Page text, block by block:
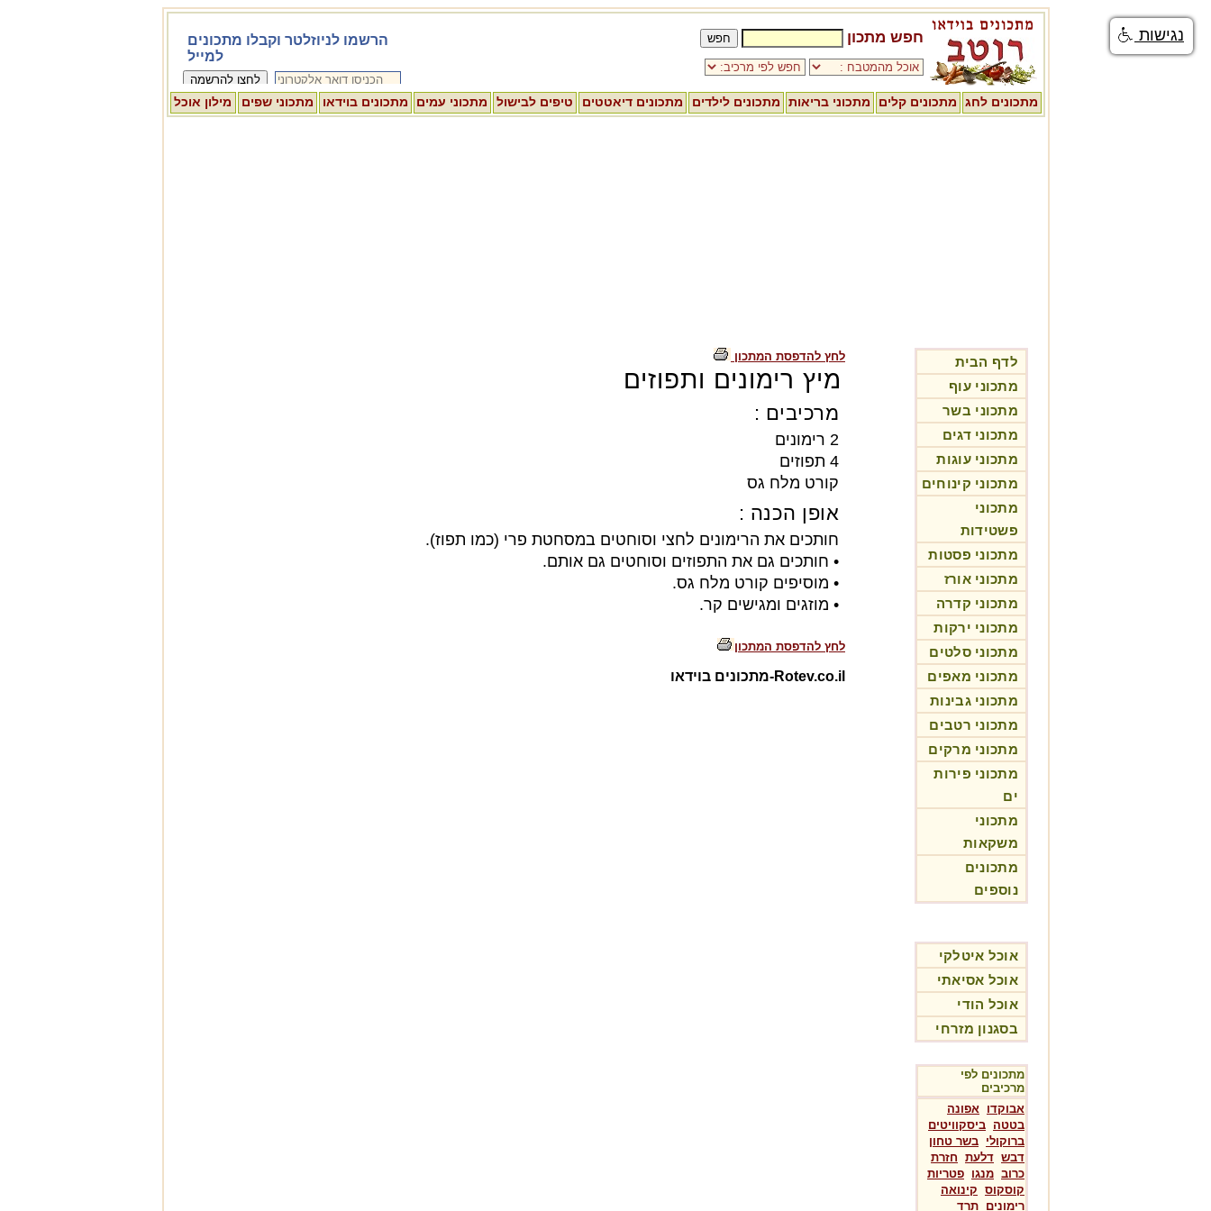
חפש מתכון
מתכונים לחג מתכונים קלים מתכוני בריאות מתכונים לילדים מתכונים דיאטטים טיפים לבישול מתכוני עמים מתכונים בוידאו מתכוני שפים מילון אוכל
לדף הבית
מתכוני עוף
מתכוני בשר
מתכוני דגים
מתכוני עוגות
מתכוני קינוחים
מתכוני
פשטידות
מתכוני פסטות
מתכוני אורז
מתכוני קדרה
מתכוני ירקות
מתכוני סלטים
מתכוני מאפים
מתכוני גבינות
מתכוני רטבים
מתכוני מרקים
מתכוני פירות
ים
מתכוני
משקאות
מתכונים
נוספים
אוכל איטלקי
אוכל אסיאתי
אוכל הודי
בסגנון מזרחי
מתכונים לפי
מרכיבים
אבוקדו אפונה
בטטה ביסקוויטים
ברוקולי בשר טחון
דבש דלעת חזרת
כרוב מנגו פטריות
קוסקוס קינואה
רימונים תרד
לחץ להדפסת המתכון
מיץ רימונים ותפוזים
מרכיבים :
2 רימונים
4 תפוזים
קורט מלח גס
אופן הכנה :
חותכים את הרימונים לחצי וסוחטים במסחטת פרי (כמו תפוז).
• חותכים גם את התפוזים וסוחטים גם אותם.
• מוסיפים קורט מלח גס.
• מוזגים ומגישים קר.
לחץ להדפסת המתכון
Rotev.co.il-מתכונים בוידאו
נגישות